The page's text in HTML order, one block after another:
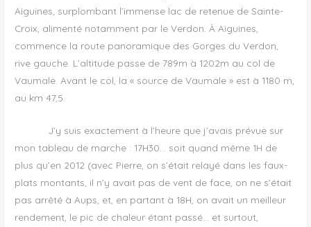
Aiguines, surplombant l’immense lac de retenue de Sainte-
Croix, alimenté notamment par le Verdon. À Aiguines,
commence la route panoramique des Gorges du Verdon,
rive gauche. L’altitude passe de 789m à 1202m au col de
Vaumale. Avant le col, la « source de Vaumale » est à 1180 m,
au km 47,5.
J’y suis exactement à l’heure que j’avais prévue sur
mon tableau de marche : 17H30… soit quand même 1H de
plus qu’en 2012 (avec Pierre, on s’était relayé dans les faux-
plats montants, il n’y avait pas de vent de face, on ne s’était
pas arrêté à Aups, et, en partant à 18H, on avait un meilleur
rendement, le pic de chaleur étant passé… et surtout,